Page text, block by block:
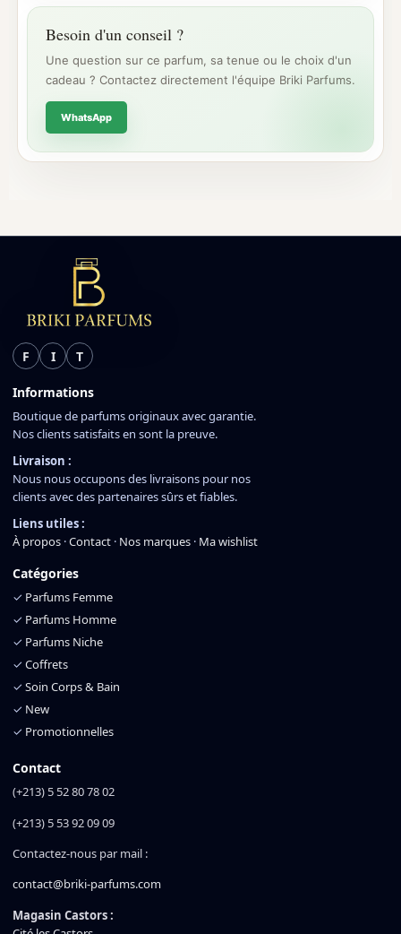
Besoin d'un conseil ?
Une question sur ce parfum, sa tenue ou le choix d'un
cadeau ? Contactez directement l'équipe Briki Parfums.
WhatsApp
F I T
Informations
Boutique de parfums originaux avec garantie.
Nos clients satisfaits en sont la preuve.
Livraison :
Nous nous occupons des livraisons pour nos
clients avec des partenaires sûrs et fiables.
Liens utiles :
À propos ·Contact · Nos marques · Ma wishlist
Catégories
✓ Parfums Femme
✓ Parfums Homme
✓ Parfums Niche
✓ Coffrets
✓ Soin Corps & Bain
✓ New
✓ Promotionnelles
Contact
(+213) 5 52 80 78 02
(+213) 5 53 92 09 09
Contactez-nous par mail :
contact@briki-parfums.com
Magasin Castors :